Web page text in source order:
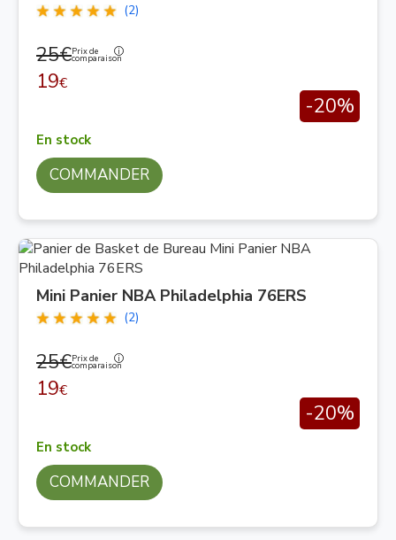
(2)
25€Prix de
comparaison
19€
-20%
En stock
COMMANDER
Mini Panier NBA Philadelphia 76ERS
(2)
25€Prix de
comparaison
19€
-20%
En stock
COMMANDER